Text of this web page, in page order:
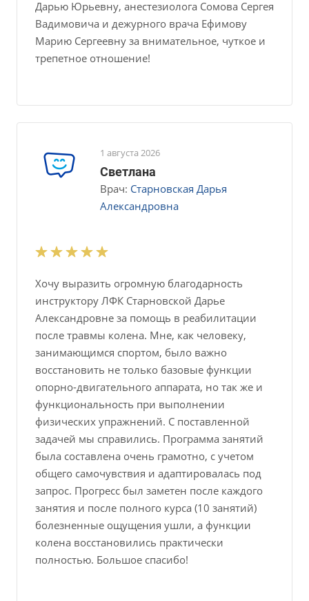
Дарью Юрьевну, анестезиолога Сомова Сергея
Вадимовича и дежурного врача Ефимову
Марию Сергеевну за внимательное, чуткое и
трепетное отношение!
1 августа 2026
Светлана
Врач: Старновская Дарья
Александровна
Хочу выразить огромную благодарность
инструктору ЛФК Старновской Дарье
Александровне за помощь в реабилитации
после травмы колена. Мне, как человеку,
занимающимся спортом, было важно
восстановить не только базовые функции
опорно-двигательного аппарата, но так же и
функциональность при выполнении
физических упражнений. С поставленной
задачей мы справились. Программа занятий
была составлена очень грамотно, с учетом
общего самочувствия и адаптировалась под
запрос. Прогресс был заметен после каждого
занятия и после полного курса (10 занятий)
болезненные ощущения ушли, а функции
колена восстановились практически
полностью. Большое спасибо!